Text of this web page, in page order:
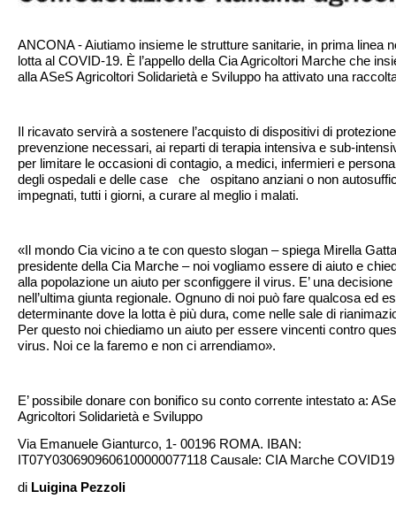
ANCONA - Aiutiamo insieme le strutture sanitarie, in prima linea
lotta al COVID-19. È l’appello della Cia Agricoltori Marche che
alla ASeS Agricoltori Solidarietà e Sviluppo ha attivato una
Il ricavato servirà a sostenere l’acquisto di dispositivi di
prevenzione necessari, ai reparti di terapia intensiva e sub-
per limitare le occasioni di contagio, a medici, infermieri e
degli ospedali e delle case
che
ospitano anziani o non
impegnati, tutti i giorni, a curare al meglio i malati.
«Il mondo Cia vicino a te con questo slogan – spiega Mirella
presidente della Cia Marche – noi vogliamo essere di aiuto e
alla popolazione un aiuto per sconfiggere il virus. E’ una
nell’ultima giunta regionale. Ognuno di noi può fare qualcosa ed
determinante dove la lotta è più dura, come nelle sale di
Per questo noi chiediamo un aiuto per essere vincenti contro
virus. Noi ce la faremo e non ci arrendiamo».
E’ possibile donare con bonifico su conto corrente intestato a:
Agricoltori Solidarietà e Sviluppo
Via Emanuele Gianturco, 1- 00196 ROMA. IBAN:
IT07Y0306909606100000077118 Causale: CIA Marche COVID19
di Luigina Pezzoli